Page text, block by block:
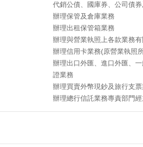
代銷公債、國庫券、公司債
辦理保管及倉庫業務
辦理出租保管箱業務
辦理與營業執照上各款業務
辦理信用卡業務(原營業執照
辦理出口外匯、進口外匯、
證業務
辦理買賣外幣現鈔及旅行支
辦理總行信託業務專責部門